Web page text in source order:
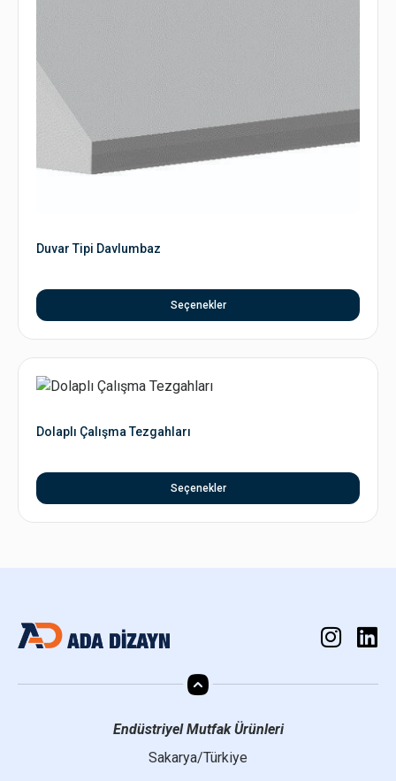
Duvar Tipi Davlumbaz
Seçenekler
Dolaplı Çalışma Tezgahları
Seçenekler
Endüstriyel Mutfak Ürünleri
Sakarya/Türkiye